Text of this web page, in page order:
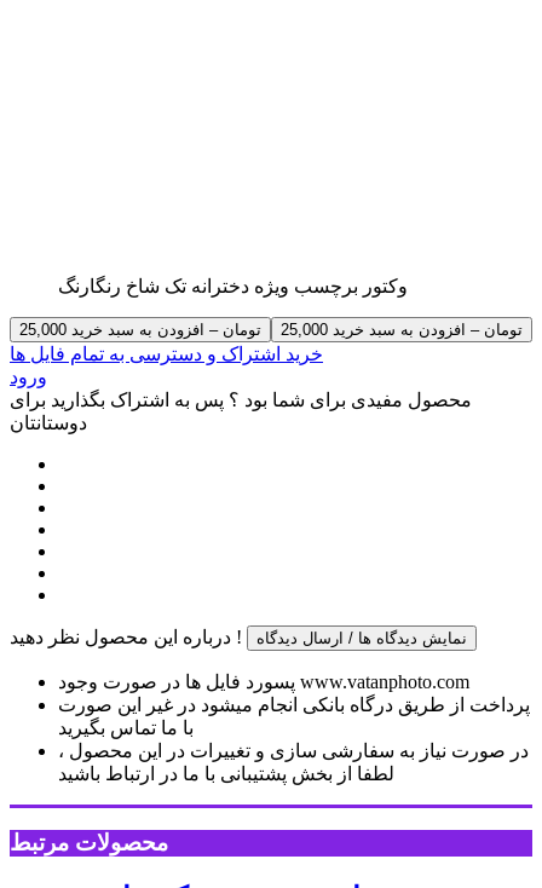
وکتور برچسب ویژه دخترانه تک شاخ رنگارنگ
25,000 تومان – افزودن به سبد خرید
خرید اشتراک و دسترسی به تمام فایل ها
ورود
محصول مفیدی برای شما بود ؟ پس به اشتراک بگذارید برای
دوستانتان
درباره این محصول نظر دهید ! نمایش دیدگاه ها / ارسال دیدگاه
پسورد فایل ها در صورت وجود www.vatanphoto.com
پرداخت از طریق درگاه بانکی انجام میشود در غیر این صورت
با ما تماس بگیرید
در صورت نیاز به سفارشی سازی و تغییرات در این محصول ،
لطفا از بخش پشتیبانی با ما در ارتباط باشید
محصولات مرتبط